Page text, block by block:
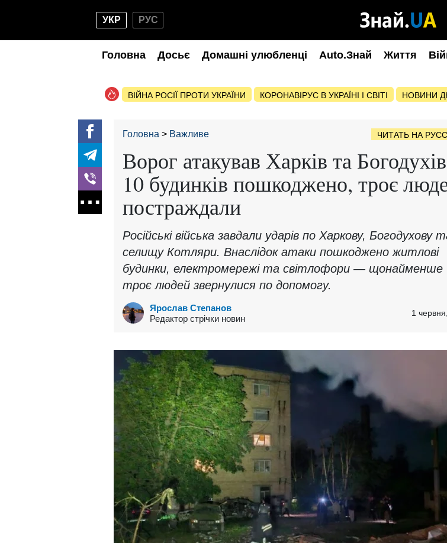
УКР РУС
Головна Досьє Домашні улюбленці Auto.Знай Життя
ВІЙНА РОСІЇ ПРОТИ УКРАЇНИ КОРОНАВІРУС В УКРАЇНІ І СВІТІ НОВИНИ
Головна Важливе ЧИТАТЬ НА
Ворог атакував Харків та
10 будинків пошкоджено, троє
постраждали
Російські війська завдали ударів по Харкову, Богодухову
селищу Котляри. Внаслідок атаки пошкоджено житлові
будинки, електромережі та світлофори — щонайменше
троє людей звернулися по допомогу.
Ярослав Степанов
Редактор стрічки новин
1